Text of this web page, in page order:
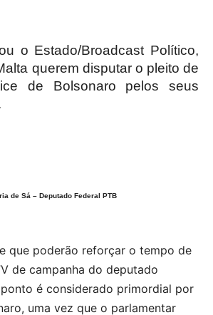
o Estado/Broadcast Político,
querem disputar o pleito de
de Bolsonaro pelos seus
de Sá – Deputado Federal PTB
que poderão reforçar o tempo de
de campanha do deputado
ponto é considerado primordial por
uma vez que o parlamentar